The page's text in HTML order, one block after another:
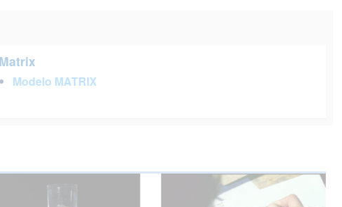
Matrix
Modelo MATRIX